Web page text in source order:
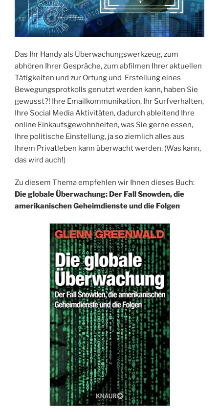
Das Ihr Handy als Überwachungswerkzeug, zum
abhören Ihrer Gespräche, zum abfilmen Ihrer aktuellen
Tätigkeiten und zur Ortung und Erstellung eines
Bewegungsprotkolls genutzt werden kann, haben Sie
gewusst?! Ihre Emailkommunikation, Ihr Surfverhalten,
Ihre Social Media Aktivitäten, dadurch ableitend Ihre
online Einkaufsgewohnheiten, was Sie gerne essen,
Ihre politische Einstellung, ja so ziemlich alles aus
Ihrem Privatleben kann überwacht werden. (Was kann,
das wird auch!)
Zu diesem Thema empfehlen wir Ihnen dieses Buch:
Die globale Überwachung: Der Fall Snowden, die
amerikanischen Geheimdienste und die Folgen